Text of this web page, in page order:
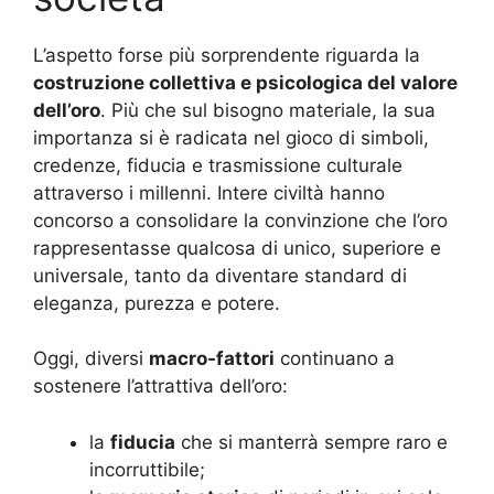
L’aspetto forse più sorprendente riguarda la
costruzione collettiva e psicologica del valore
dell’oro. Più che sul bisogno materiale, la sua
importanza si è radicata nel gioco di simboli,
credenze, fiducia e trasmissione culturale
attraverso i millenni. Intere civiltà hanno
concorso a consolidare la convinzione che l’oro
rappresentasse qualcosa di unico, superiore e
universale, tanto da diventare standard di
eleganza, purezza e potere.
Oggi, diversi macro-fattori continuano a
sostenere l’attrattiva dell’oro:
la fiducia che si manterrà sempre raro e
incorruttibile;